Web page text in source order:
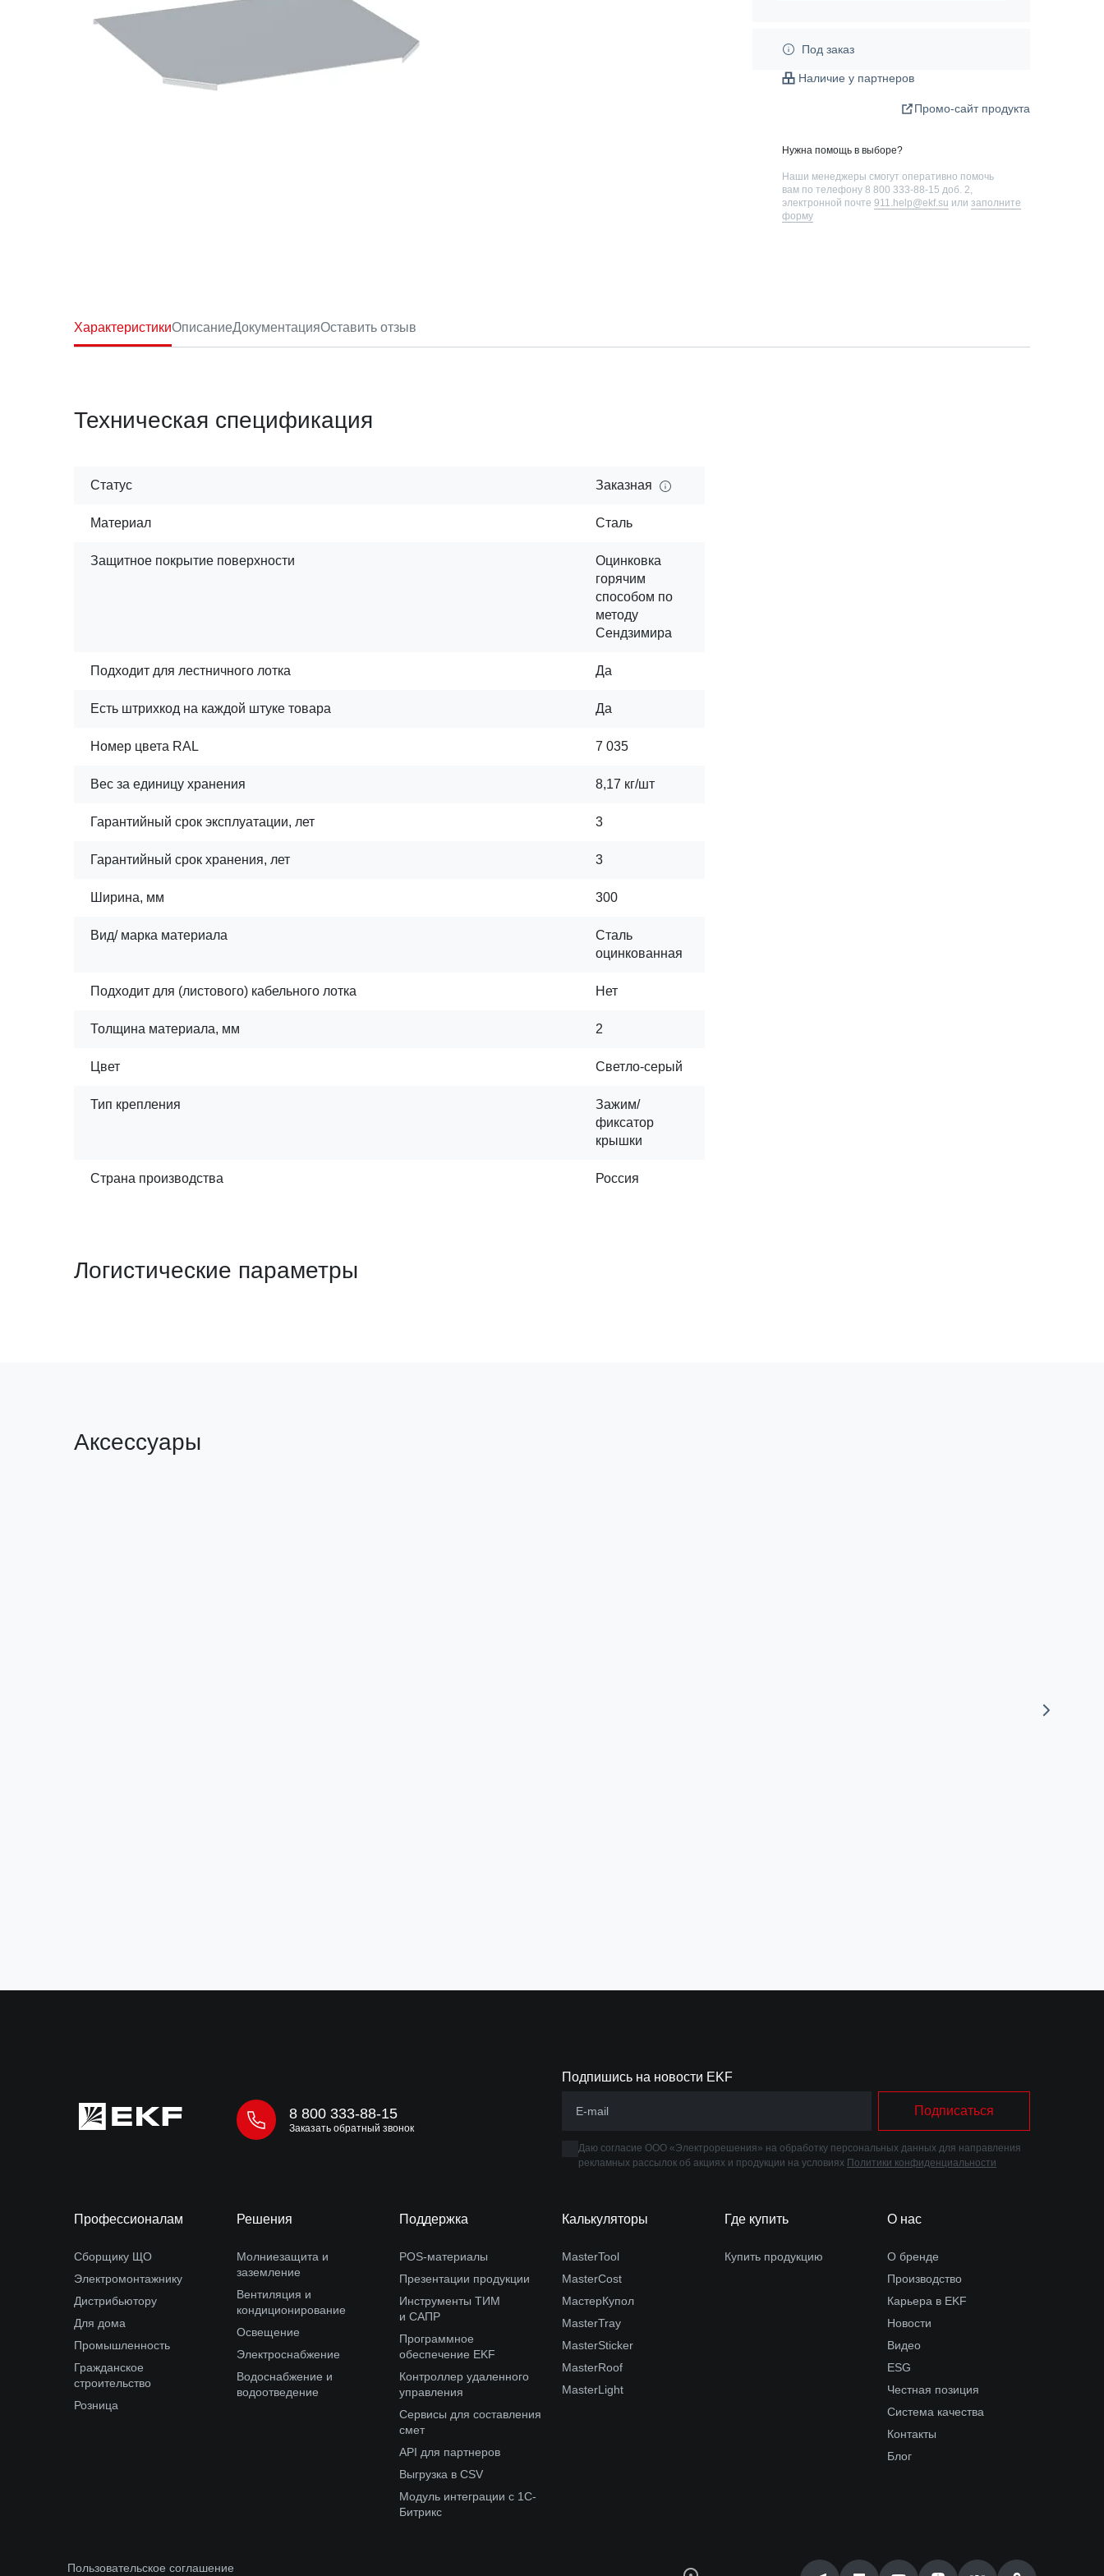
Под заказ
Наличие у партнеров
Промо-сайт продукта
Нужна помощь в выборе?
Наши менеджеры смогут оперативно помочь
вам по телефону 8 800 333-88-15 доб. 2
электронной почте 911.help@ekf.su или заполните
форму
ХарактеристикиОписаниеДокументацияОставить отзыв
Техническая спецификация
Статус Заказная
Материал Сталь
Защитное покрытие поверхности
Оцинковка
горячим
способом по
методу
Сендзимира
Подходит для лестничного лотка Да
Есть штрихкод на каждой штуке товара Да
Номер цвета RAL 7 035
Вес за единицу хранения 8,17 кг/шт
Гарантийный срок эксплуатации, лет 3
Гарантийный срок хранения, лет 3
Ширина, мм 300
Вид/ марка материала
Сталь
оцинкованная
Подходит для (листового) кабельного лотка Нет
Толщина материала, мм 2
Цвет Светло-серый
Тип крепления
Зажим/
фиксатор
крышки
Страна производства Россия
Логистические параметры
Аксессуары
8 800 333-88-15
Заказать обратный звонок
Подпишись на новости EKF
Подписаться
Даю согласие ООО «Электрорешения» на обработку персональных данных для направления
рекламных рассылок об акциях и продукции на условиях Политики конфиденциальности
Профессионалам
Сборщику ЩО
Электромонтажнику
Дистрибьютору
Для дома
Промышленность
Гражданское
строительство
Розница
Решения
Молниезащита и
заземление
Вентиляция и
кондиционирование
Освещение
Электроснабжение
Водоснабжение и
водоотведение
Поддержка
POS-материалы
Презентации продукции
Инструменты ТИМ
и САПР
Программное
обеспечение EKF
Контроллер удаленного
управления
Сервисы для составления
смет
API для партнеров
Выгрузка в CSV
Модуль интеграции с 1С-
Битрикс
Калькуляторы
MasterTool
MasterCost
МастерКупол
MasterTray
MasterSticker
MasterRoof
MasterLight
Где купить
Купить продукцию
О нас
О бренде
Производство
Карьера в EKF
Новости
Видео
ESG
Честная позиция
Система качества
Контакты
Блог
Пользовательское соглашение